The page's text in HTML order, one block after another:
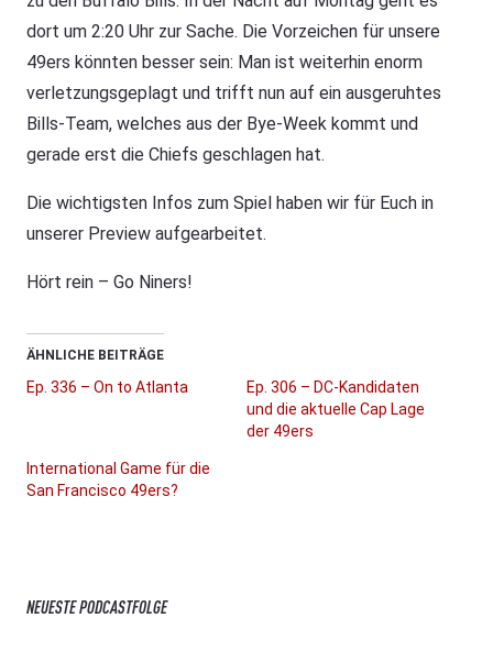
dort um 2:20 Uhr zur Sache. Die Vorzeichen für unsere
49ers könnten besser sein: Man ist weiterhin enorm
verletzungsgeplagt und trifft nun auf ein ausgeruhtes
Bills-Team, welches aus der Bye-Week kommt und
gerade erst die Chiefs geschlagen hat.
Die wichtigsten Infos zum Spiel haben wir für Euch in
unserer Preview aufgearbeitet.
Hört rein – Go Niners!
ÄHNLICHE BEITRÄGE
Ep. 336 – On to Atlanta
Ep. 306 – DC-Kandidaten
und die aktuelle Cap Lage
der 49ers
International Game für die
San Francisco 49ers?
NEUESTE PODCASTFOLGE